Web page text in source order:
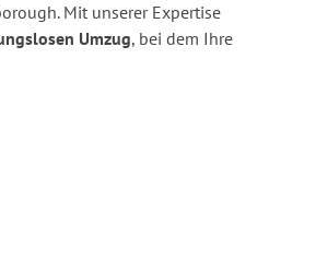
Mit unserer Expertise
Umzug, bei dem Ihre